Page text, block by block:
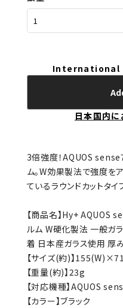
International
日本国内
3倍強度！AQUOS
ム。W効果製法で強度を
ているラウンドカットタ
【商品名】Hy+ AQUOS
ルム W硬化製法 一般ガ
着 日本産ガラス使用 厚
【サイズ(約)】
【重量(約)】23g
【対応機種】AQUOS
【カラー】ブラック